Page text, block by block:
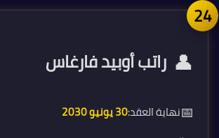
👤 راتب أوبيد فارغاس
نهاية العقد:30 يونيو 2030